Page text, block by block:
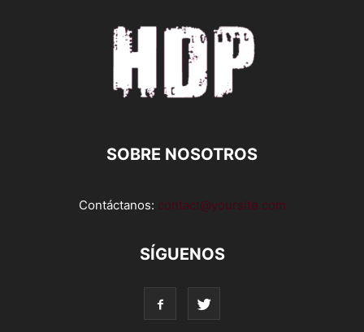
SOBRE NOSOTROS
Contáctanos: contact@yoursite.com
SÍGUENOS